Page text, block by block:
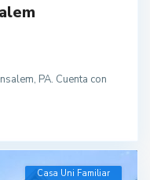
PA. Cuenta con
Casa Uni Familiar